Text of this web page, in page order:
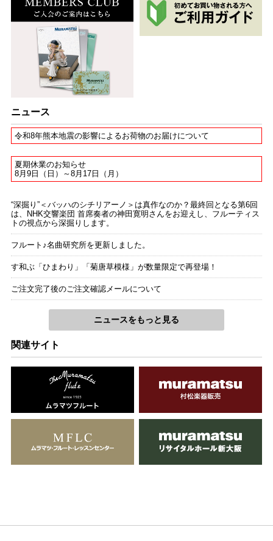
ニュース
令和8年熊本地震の影響によるお荷物のお届けについて
夏期休業のお知らせ
8月9日（日）～8月17日（月）
“深掘り”＜バッハのシチリアーノ＞は真作なのか？最終回となる第6回
は、NHK交響楽団 首席奏者の神田寛明さんをお迎えし、フルーティス
トの視点から深掘りします。
フルート♪名曲研究所を更新しました。
す和ぶ「ひまわり」「菊唐草模様」が数量限定で再登場！
ご注文完了後のご注文確認メールについて
ニュースをもっと見る
関連サイト